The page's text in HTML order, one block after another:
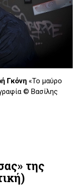
Γκόνη «Το μαύρο
© Βασίλης
της